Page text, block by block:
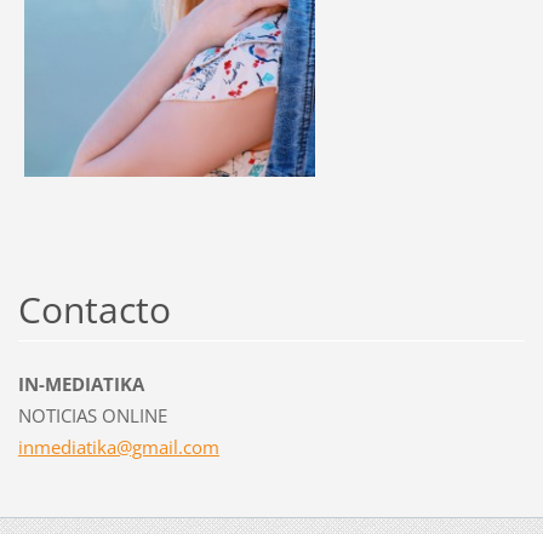
Contacto
IN-MEDIATIKA
NOTICIAS ONLINE
inmediatika@gmail.com